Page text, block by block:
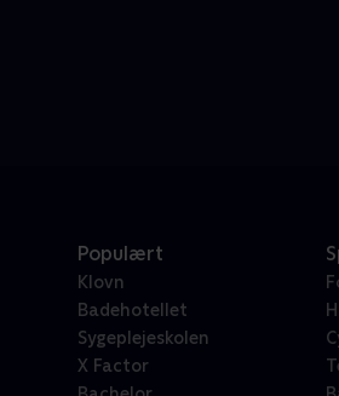
Populært
Klovn
Badehotellet
Sygeplejeskolen
X Factor